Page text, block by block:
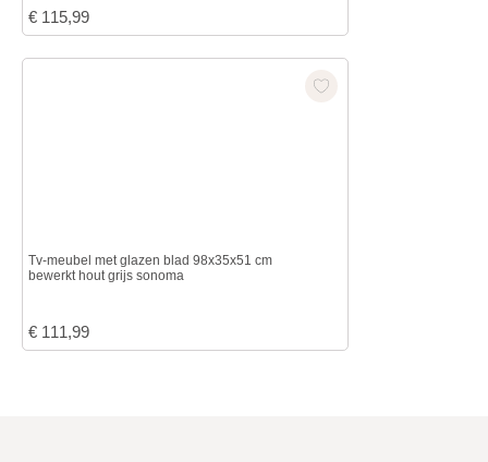
€ 115,99
Tv-meubel met glazen blad 98x35x51 cm
bewerkt hout grijs sonoma
€ 111,99